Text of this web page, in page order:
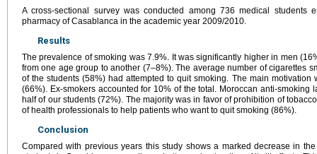
A cross-sectional survey was conducted among 736 medical students
pharmacy of Casablanca in the academic year 2009/2010.
Results
The prevalence of smoking was 7.9%. It was significantly higher in men
from one age group to another (7–8%). The average number of cigarettes
of the students (58%) had attempted to quit smoking. The main motivation
(66%). Ex-smokers accounted for 10% of the total. Moroccan anti-smoking
half of our students (72%). The majority was in favor of prohibition of
of health professionals to help patients who want to quit smoking (86%).
Conclusion
Compared with previous years this study shows a marked decrease in